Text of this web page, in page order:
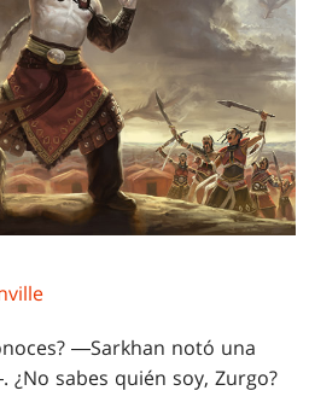
―Sarkhan notó una
sabes quién soy, Zurgo?